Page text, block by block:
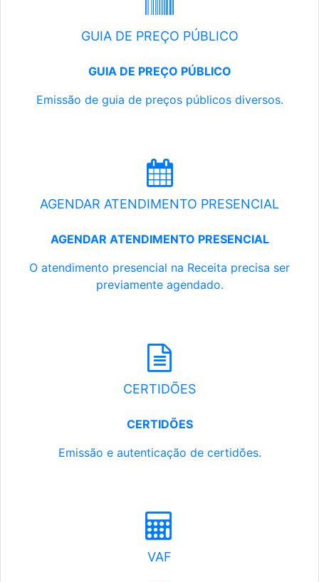
GUIA DE PREÇO PÚBLICO
GUIA DE PREÇO PÚBLICO
Emissão de guia de preços públicos diversos.
AGENDAR ATENDIMENTO PRESENCIAL
AGENDAR ATENDIMENTO PRESENCIAL
O atendimento presencial na Receita precisa ser
previamente agendado.
CERTIDÕES
CERTIDÕES
Emissão e autenticação de certidões.
VAF